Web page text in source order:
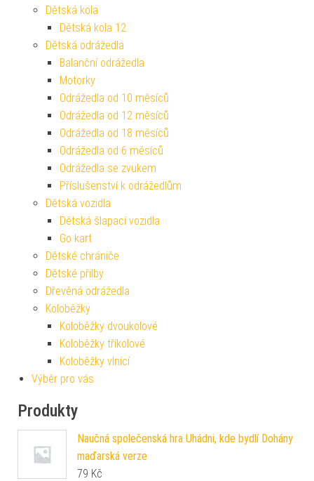
Dětská kola
Dětská kola 12
Dětská odrážedla
Balanční odrážedla
Motorky
Odrážedla od 10 měsíců
Odrážedla od 12 měsíců
Odrážedla od 18 měsíců
Odrážedla od 6 měsíců
Odrážedla se zvukem
Příslušenství k odrážedlům
Dětská vozidla
Dětská šlapací vozidla
Go kart
Dětské chrániče
Dětské přilby
Dřevěná odrážedla
Koloběžky
Koloběžky dvoukolové
Koloběžky tříkolové
Koloběžky vlnící
Výběr pro vás
Produkty
Naučná společenská hra Uhádni, kde bydlí Dohány
maďarská verze
79 Kč